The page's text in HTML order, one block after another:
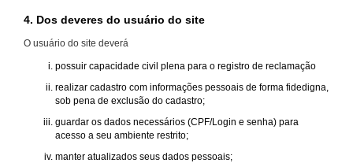
4. Dos deveres do usuário do site
O usuário do site deverá
possuir capacidade civil plena para o registro de reclamação
realizar cadastro com informações pessoais de forma fidedigna,
sob pena de exclusão do cadastro;
guardar os dados necessários (CPF/Login e senha) para
acesso a seu ambiente restrito;
manter atualizados seus dados pessoais;